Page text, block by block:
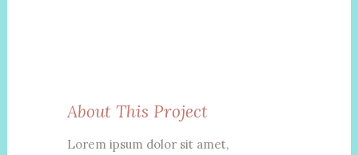
About This Project
Lorem ipsum dolor sit amet,